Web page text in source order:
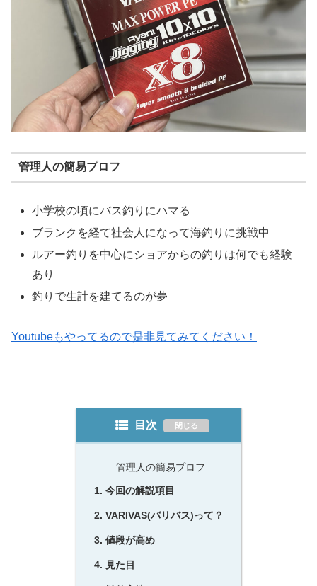
管理人の簡易プロフ
小学校の頃にバス釣りにハマる
ブランクを経て社会人になって海釣りに挑戦中
ルアー釣りを中心にショアからの釣りは何でも経験
あり
釣りで生計を建てるのが夢
Youtubeもやってるので是非見てみてください！
目次
管理人の簡易プロフ
今回の解説項目
VARIVAS(バリバス)って？
値段が高め
見た目